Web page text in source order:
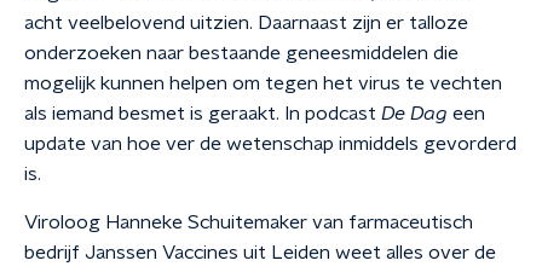
acht veelbelovend uitzien. Daarnaast zijn er talloze
onderzoeken naar bestaande geneesmiddelen die
mogelijk kunnen helpen om tegen het virus te vechten
als iemand besmet is geraakt. In podcast De Dag een
update van hoe ver de wetenschap inmiddels gevorderd
is.
Viroloog Hanneke Schuitemaker van farmaceutisch
bedrijf Janssen Vaccines uit Leiden weet alles over de